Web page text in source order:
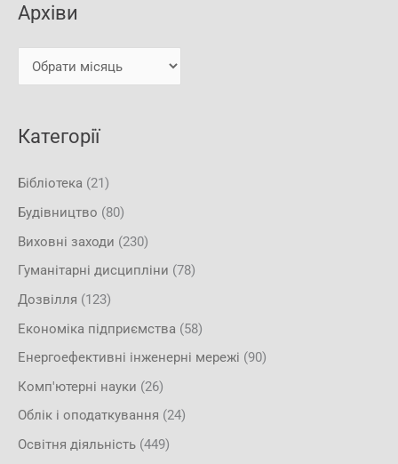
а
т
Архіви
Категорії
Бібліотека (21)
Будівництво (80)
Виховні заходи (230)
Гуманітарні дисципліни (78)
Дозвілля (123)
Економіка підприємства (58)
Енергоефективні інженерні мережі (90)
Комп'ютерні науки (26)
Облік і оподаткування (24)
Освітня діяльність (449)